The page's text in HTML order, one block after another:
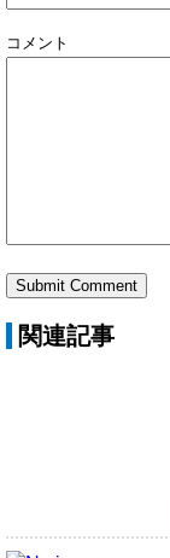
コメント
関連記事